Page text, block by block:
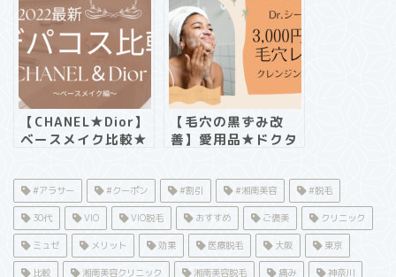
【CHANEL★Dior】
ベースメイク比較★
【毛穴の黒ずみ改
善】愛用品★ドクタ
ケア編》
#アラサー #クーポン #割引 #湘南美容 #脱毛
30代 VIO VIO脱毛 おすすめ ご褒美 クリニック
ミュゼ メリット 効果 医療脱毛 大阪 東京
比較 湘南美容クリニック 湘南美容脱毛 痛み 神奈川